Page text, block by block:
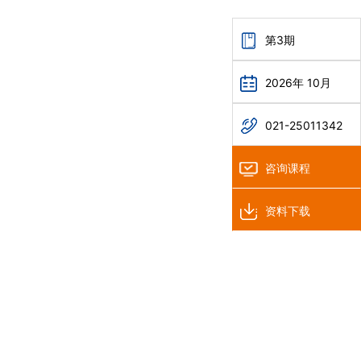
第3期
2026年 10月
021-25011342
咨询课程
资料下载